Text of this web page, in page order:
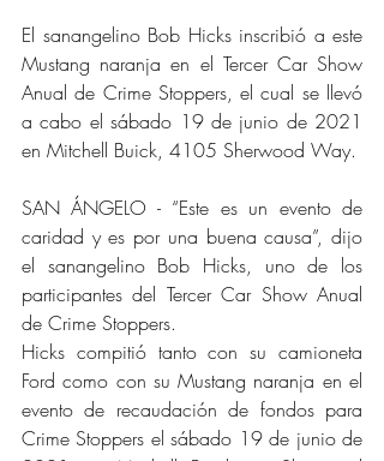
El sanangelino Bob Hicks inscribió a este
Mustang naranja en el Tercer Car Show
Anual de Crime Stoppers, el cual se llevó
a cabo el sábado 19 de junio de 2021
en Mitchell Buick, 4105 Sherwood Way.
SAN ÁNGELO - “Este es un evento de
caridad y es por una buena causa”, dijo
el sanangelino Bob Hicks, uno de los
participantes del Tercer Car Show Anual
de Crime Stoppers.
Hicks compitió tanto con su camioneta
Ford como con su Mustang naranja en el
evento de recaudación de fondos para
Crime Stoppers el sábado 19 de junio de